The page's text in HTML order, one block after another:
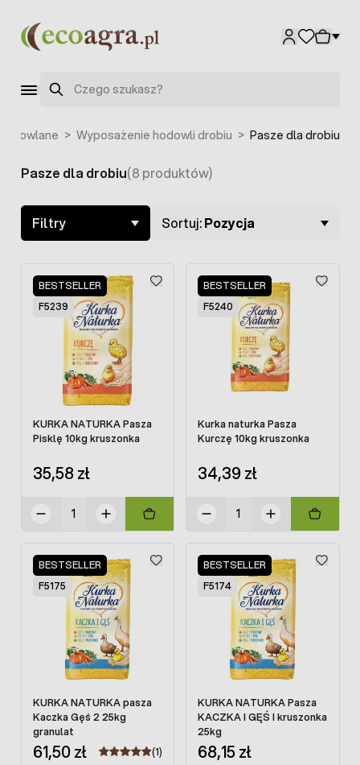
Szukaj
> Wyposażenie hodowli drobiu > Pasze dla drobiu
Skip to product list
Pasze dla drobiu(8 produktów)
Filtry Sortuj:Pozycja
BESTSELLER
F5239
KURKA NATURKA Pasza
Pisklę 10kg kruszonka
35,58 zł
BESTSELLER
F5240
Kurka naturka Pasza
Kurczę 10kg kruszonka
34,39 zł
BESTSELLER
F5175
KURKA NATURKA pasza
Kaczka Gęś 2 25kg
granulat
61,50 zł (1)
BESTSELLER
F5174
KURKA NATURKA Pasza
KACZKA I GĘŚ I kruszonka
25kg
68,15 zł